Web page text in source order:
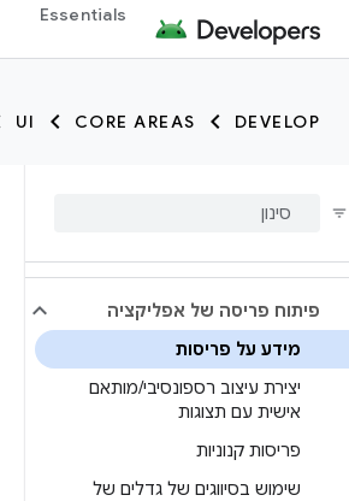
Essentials
DEVELOP
CORE AREAS
UI
פיתוח פריסה של אפליקציה
מידע על פריסות
יצירת עיצוב רספונסיבי/מותאם
אישית עם תצוגות
פריסות קנוניות
שימוש בסיווגים של גדלים של